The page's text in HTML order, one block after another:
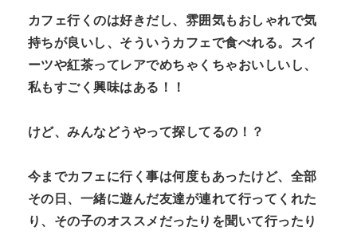
カフェ行くのは好きだし、雰囲気もおしゃれで気
持ちが良いし、そういうカフェで食べれる。スイ
ーツや紅茶ってレアでめちゃくちゃおいしいし、
私もすごく興味はある！！
けど、みんなどうやって探してるの！？
今までカフェに行く事は何度もあったけど、全部
その日、一緒に遊んだ友達が連れて行ってくれた
り、その子のオススメだったりを聞いて行ったり